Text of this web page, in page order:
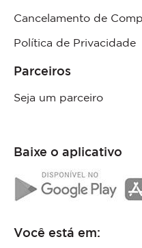
Cancelamento de
Política de Privacidade
Parceiros
Seja um parceiro
Baixe o aplicativo
Você está em: